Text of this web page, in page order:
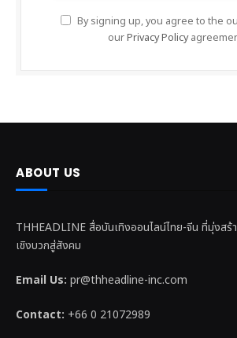
By signing up, you agree to the
ourPrivacy Policy
ABOUT US
THHEADLINE สื่อบันเทิงออนไลน์ไทย-จีน ที่มุ่งส
เชิงบวกสู่สังคม
Email Us: pr@thheadline-inc.com
Contact: +66 0 21072989